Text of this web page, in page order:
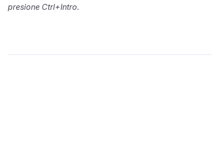
presione Ctrl+Intro.